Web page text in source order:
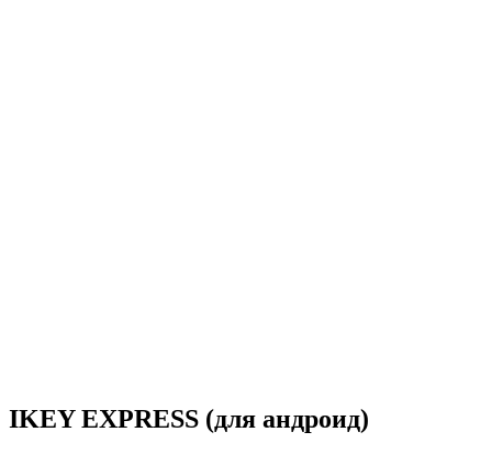
IKEY EXPRESS (для андроид)